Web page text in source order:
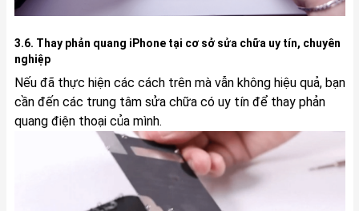
3.6. Thay phản quang iPhone tại cơ sở sửa chữa uy tín, chuyên
nghiệp
Nếu đã thực hiện các cách trên mà vẫn không hiệu quả, bạn
cần đến các trung tâm sửa chữa có uy tín để thay phản
quang điện thoại của mình.